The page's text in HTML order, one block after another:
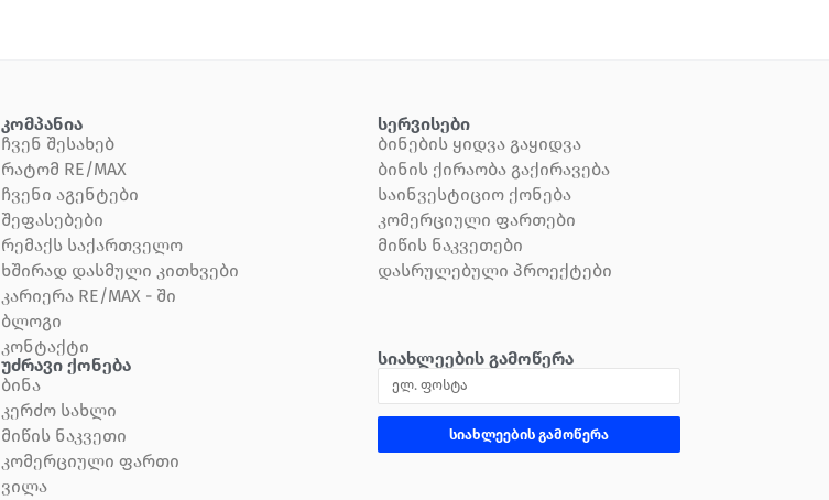
კომპანია
Ჩვენ Შესახებ
Რატომ RE/MAX
Ჩვენი Აგენტები
Შეფასებები
Რემაქს Საქართველო
Ხშირად Დასმული Კითხვები
Კარიერა RE/MAX - Ში
Ბლოგი
Კონტაქტი
Უძრავი Ქონება
Ბინა
Კერძო Სახლი
Მიწის Ნაკვეთი
Კომერციული Ფართი
Ვილა
Სერვისები
Ბინების Ყიდვა Გაყიდვა
Ბინის Ქირაობა Გაქირავება
Საინვესტიციო Ქონება
Კომერციული Ფართები
Მიწის Ნაკვეთები
Დასრულებული Პროექტები
Სიახლეების Გამოწერა
სიახლეების გამოწერა